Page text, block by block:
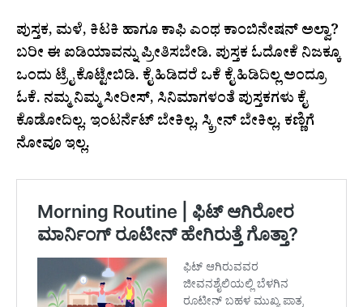
ಪುಸ್ತಕ, ಮಳೆ, ಕಿಟಕಿ ಹಾಗೂ ಕಾಫಿ ಎಂಥ ಕಾಂಬಿನೇಷನ್‌ ಅಲ್ವಾ?
ಬರೀ ಈ ಐಡಿಯಾವನ್ನು ಪ್ರೀತಿಸಬೇಡಿ. ಪುಸ್ತಕ ಓದೋಕೆ ನಿಜಕ್ಕೂ
ಒಂದು ಟ್ರೈ ಕೊಟ್ಟೇಬಿಡಿ. ಕೈ ಹಿಡಿದರೆ ಒಕೆ ಕೈ ಹಿಡಿದಿಲ್ಲ ಅಂದ್ರೂ
ಓಕೆ. ನಮ್ಮ ನಿಮ್ಮ ಸೀರೀಸ್‌, ಸಿನಿಮಾಗಳಂತೆ ಪುಸ್ತಕಗಳು ಕೈ
ಕೊಡೋದಿಲ್ಲ. ಇಂಟರ್ನೆಟ್‌ ಬೇಕಿಲ್ಲ, ಸ್ಕ್ರೀನ್‌ ಬೇಕಿಲ್ಲ, ಕಣ್ಣಿಗೆ
ನೋವೂ ಇಲ್ಲ.